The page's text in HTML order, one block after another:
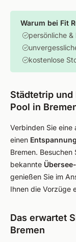
Warum bei Fit
persönliche
kostenlose
Städtetrip
Pool in
Verbinden Sie eine
einen
Bremen. Besuchen
bekannte
genießen Sie im
Ihnen die Vorzüge
Das erwartet
Bremen